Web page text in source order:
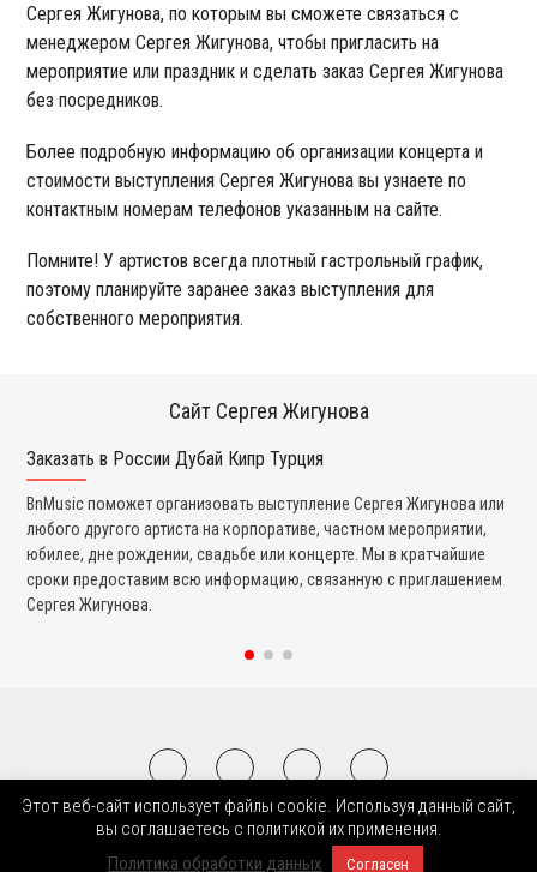
Сергея Жигунова, по которым вы сможете связаться с
менеджером Сергея Жигунова, чтобы пригласить на
мероприятие или праздник и сделать заказ Сергея Жигунова
без посредников.
Более подробную информацию об организации концерта и
стоимости выступления Сергея Жигунова вы узнаете по
контактным номерам телефонов указанным на сайте.
Помните! У артистов всегда плотный гастрольный график,
поэтому планируйте заранее заказ выступления для
собственного мероприятия.
Сайт Сергея Жигунова
Заказать в России Дубай Кипр Турция
BnMusic поможет организовать выступление Сергея Жигунова или
любого другого артиста на корпоративе, частном мероприятии,
юбилее, дне рождении, свадьбе или концерте. Мы в кратчайшие
сроки предоставим всю информацию, связанную с приглашением
Сергея Жигунова.
2008-2026 © BnMusic All Right Reserved
Этот веб-сайт использует файлы cookie. Используя данный сайт,
вы соглашаетесь с политикой их применения.
Политика обработки данных
Согласен